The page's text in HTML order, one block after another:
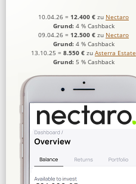
10.04.26 = 12.400 € zu Nectaro
Grund: 4 % Cashback
09.04.26 = 12.500 € zu Nectaro
Grund: 4 % Cashback
13.10.25 = 8.550 € zu Asterra Estate
Grund: 5 % Cashback